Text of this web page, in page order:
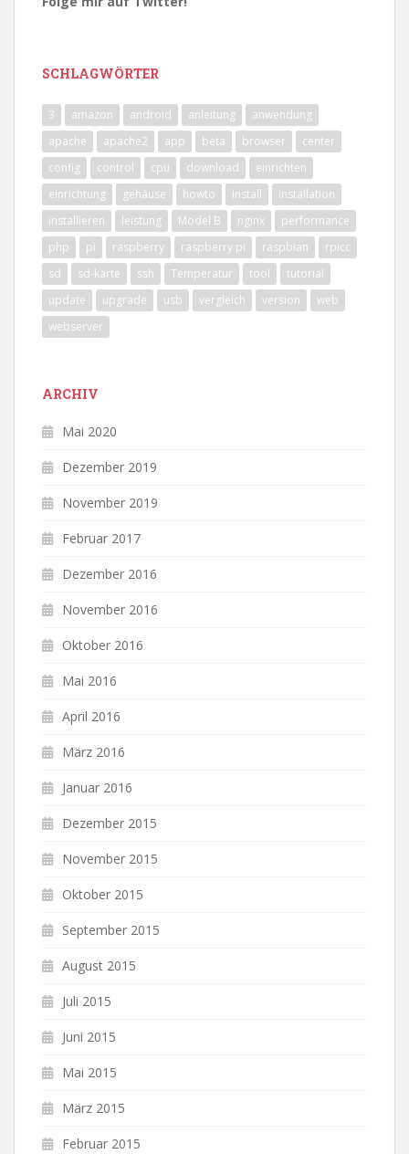
SCHLAGWÖRTER
3 amazon android anleitung
anwendung
apache
apache2 app beta browser
center
config
control cpu download
einrichten
einrichtung
gehäuse howto install
installation
installieren
leistung Model B nginx
performance
php
pi raspberry raspberry pi raspbian
rpicc
sd
sd-karte ssh Temperatur tool
tutorial
update
upgrade usb vergleich version
web
webserver
ARCHIV
Mai 2020
Dezember 2019
November 2019
Februar 2017
Dezember 2016
November 2016
Oktober 2016
Mai 2016
April 2016
März 2016
Januar 2016
Dezember 2015
November 2015
Oktober 2015
September 2015
August 2015
Juli 2015
Juni 2015
Mai 2015
März 2015
Februar 2015